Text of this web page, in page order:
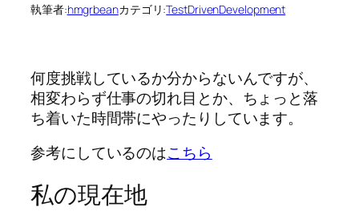
執筆者:hmgrbeanカテゴリ:TestDrivenDevelopment
何度挑戦しているか分からないんですが、
相変わらず仕事の切れ目とか、ちょっと落
ち着いた時間帯にやったりしています。
参考にしているのはこちら
私の現在地